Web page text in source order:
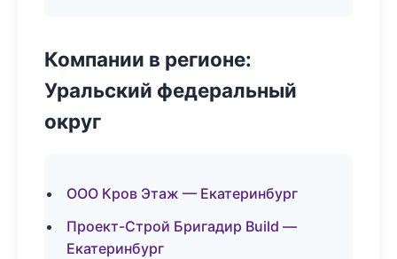
Компании в регионе:
Уральский федеральный
округ
ООО Кров Этаж — Екатеринбург
Проект-Строй Бригадир Build —
Екатеринбург